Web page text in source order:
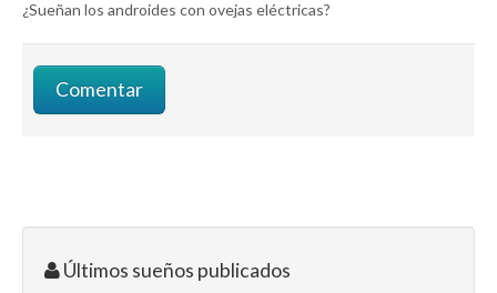
¿Sueñan los androides con ovejas eléctricas?
Últimos sueños publicados